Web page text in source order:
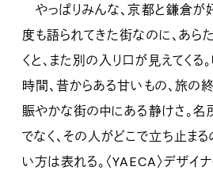
やっぱりみんな、京都と鎌倉が
度も語られてきた街なのに、あら
くと、また別の入り口が見えてくる
時間、昔からある甘いもの、旅の
賑やかな街の中にある静けさ。
でなく、その人がどこで立ち止ま
い方は表れる。〈YAECA〉デザイ